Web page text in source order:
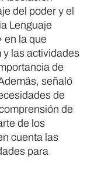
del poder y el
Lenguaje
en la que
las actividades
de
señaló
de
de
de los
cuenta las
para